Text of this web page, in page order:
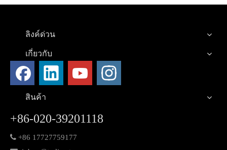
ลิงค์ด่วน
เกี่ยวกับ
สินค้า
+86-020-39201118
 +86 17727759177